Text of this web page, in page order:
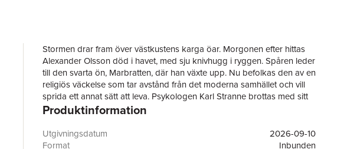
Stormen drar fram över västkustens karga öar. Morgonen efter hittas
Alexander Olsson död i havet, med sju knivhugg i ryggen. Spåren leder
till den svarta ön, Marbratten, där han växte upp. Nu befolkas den av en
religiös väckelse som tar avstånd från det moderna samhället och vill
sprida ett annat sätt att leva. Psykologen Karl Stranne brottas med sitt
mörker och sin skam. Han har rötter på ön och dras in i fallet genom
passionerad kärleksaffär, men Karl är lyckligt gift och allt skulle vara
avslutat. Tillsammans närmar de sig lösningen, men till ett högt pris.
Produktinformation
Utgivningsdatum
2026-09-10
Format
Inbunden